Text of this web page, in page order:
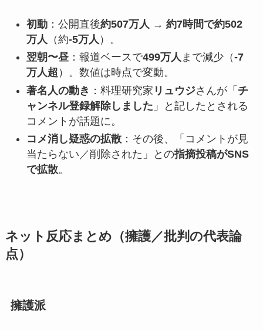
初動：公開直後約507万人 → 約7時間で約502
万人
（約-5万人 ）。
翌朝〜昼：報道ベースで499万人 まで減少（-7
万人超 ）。数値は時点で変動。
著名人の動き ：料理研究家 リュウジさんが「 チ
ャンネル登録解除しました 」と記したとされる
コメントが話題に。
コメ消し疑惑の拡散：その後、「コメントが見
当たらない／削除された」との指摘投稿がSNS
で拡散。
ネット反応まとめ（擁護／批判の代表論
点）
擁護派